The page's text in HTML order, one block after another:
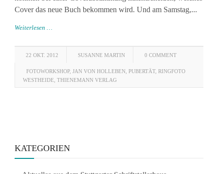
Cover das neue Buch bekommen wird. Und am Samstag,...
Weiterlesen …
22 OKT. 2012 SUSANNE MARTIN 0 COMMENT
FOTOWORKSHOP, JAN VON HOLLEBEN PUBERTÄT, RINGFOTO
WESTHEIDE THIENEMANN VERLAG
KATEGORIEN